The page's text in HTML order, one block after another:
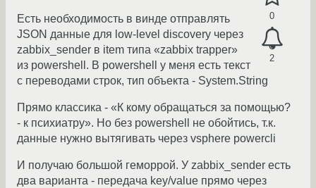
0
2
Есть необходимость в винде отправлять
JSON данные для low-level discovery через
zabbix_sender в item типа «zabbix trapper»
из powershell. В powershell у меня есть текст
с переводами строк, тип объекта - System.String
Прямо классика - «К кому обращаться за помощью?
- к психиатру». Но без powershell не обойтись, т.к.
данные нужно вытягивать через vsphere powercli
И получаю большой геморрой. У zabbix_sender есть
два варианта - передача key/value прямо через